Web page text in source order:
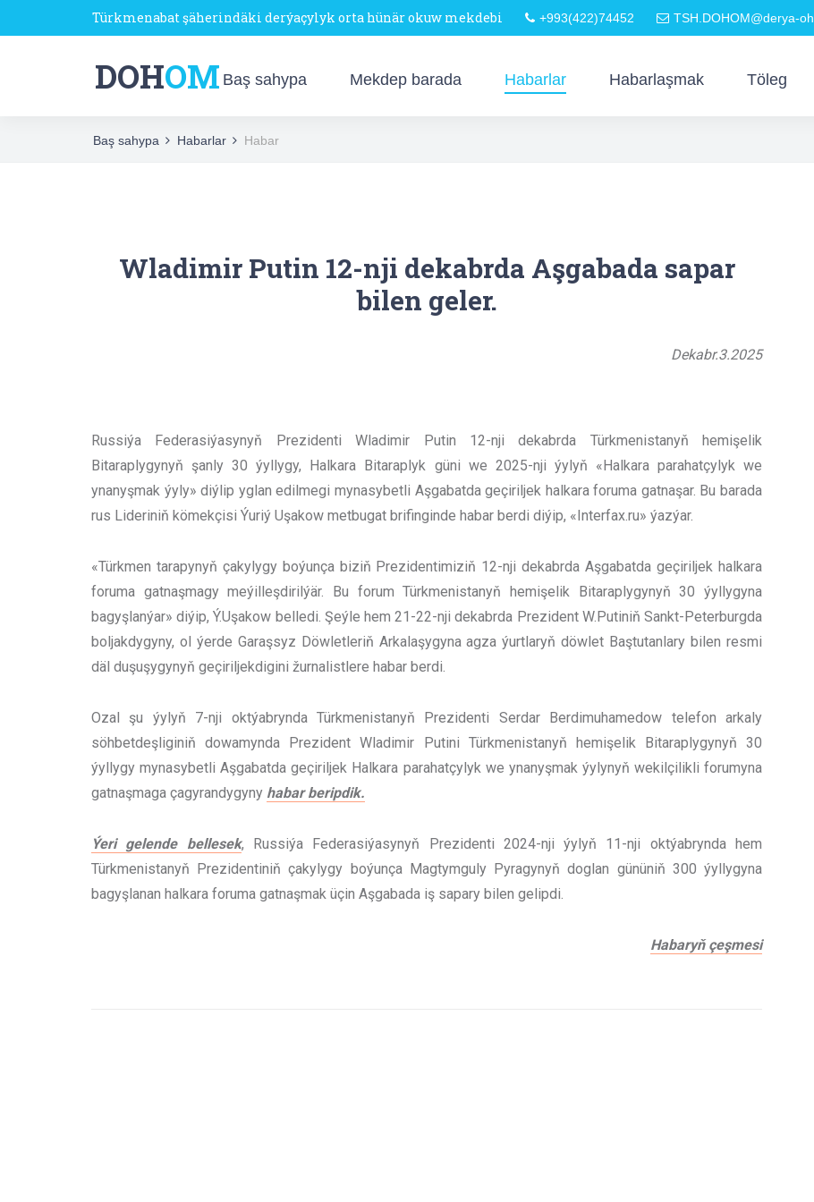
Türkmenabat şäherindäki derýaçylyk orta hünär okuw mekdebi +993(422)74452 TSH.DOHOM@derya-
DOHOM Baş sahypa Mekdep barada Habarlar Habarlaşmak Töleg
Baş sahypa Habarlar Habar
Wladimir Putin 12-nji dekabrda Aşgabada sapar
bilen geler.
Dekabr.3.2025
Russiýa Federasiýasynyň Prezidenti Wladimir Putin 12-nji dekabrda Türkmenistanyň hemişelik
Bitaraplygynyň şanly 30 ýyllygy, Halkara Bitaraplyk güni we 2025-nji ýylyň «Halkara parahatçylyk we
ynanyşmak ýyly» diýlip yglan edilmegi mynasybetli Aşgabatda geçiriljek halkara foruma gatnaşar. Bu barada
rus Lideriniň kömekçisi Ýuriý Uşakow metbugat brifinginde habar berdi diýip, «Interfax.ru» ýazýar.
«Türkmen tarapynyň çakylygy boýunça biziň Prezidentimiziň 12-nji dekabrda Aşgabatda geçiriljek halkara
foruma gatnaşmagy meýilleşdirilýär. Bu forum Türkmenistanyň hemişelik Bitaraplygynyň 30 ýyllygyna
bagyşlanýar» diýip, Ý.Uşakow belledi. Şeýle hem 21-22-nji dekabrda Prezident W.Putiniň Sankt-Peterburgda
boljakdygyny, ol ýerde Garaşsyz Döwletleriň Arkalaşygyna agza ýurtlaryň döwlet Baştutanlary bilen resmi
däl duşuşygynyň geçiriljekdigini žurnalistlere habar berdi.
Ozal şu ýylyň 7-nji oktýabrynda Türkmenistanyň Prezidenti Serdar Berdimuhamedow telefon arkaly
söhbetdeşliginiň dowamynda Prezident Wladimir Putini Türkmenistanyň hemişelik Bitaraplygynyň 30
ýyllygy mynasybetli Aşgabatda geçiriljek Halkara parahatçylyk we ynanyşmak ýylynyň wekilçilikli forumyna
gatnaşmaga çagyrandygyny habar beripdik.
Ýeri gelende bellesek, Russiýa Federasiýasynyň Prezidenti 2024-nji ýylyň 11-nji oktýabrynda hem
Türkmenistanyň Prezidentiniň çakylygy boýunça Magtymguly Pyragynyň doglan gününiň 300 ýyllygyna
bagyşlanan halkara foruma gatnaşmak üçin Aşgabada iş sapary bilen gelipdi.
Habaryň çeşmesi